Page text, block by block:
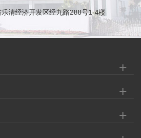
清经济开发区经九路288号1-4楼